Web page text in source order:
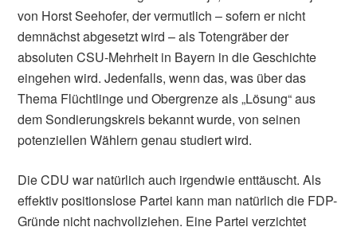
von Horst Seehofer, der vermutlich – sofern er nicht
demnächst abgesetzt wird – als Totengräber der
absoluten CSU-Mehrheit in Bayern in die Geschichte
eingehen wird. Jedenfalls, wenn das, was über das
Thema Flüchtlinge und Obergrenze als „Lösung“ aus
dem Sondierungskreis bekannt wurde, von seinen
potenziellen Wählern genau studiert wird.
Die CDU war natürlich auch irgendwie enttäuscht. Als
effektiv positionslose Partei kann man natürlich die FDP-
Gründe nicht nachvollziehen. Eine Partei verzichtet